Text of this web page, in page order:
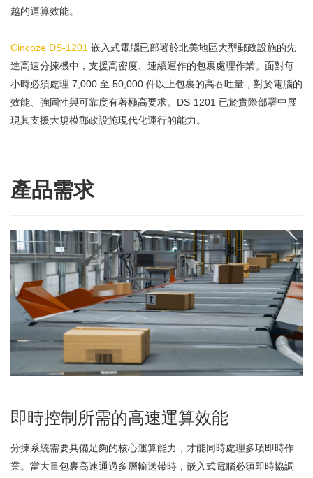
越的運算效能。
Cincoze DS-1201 嵌入式電腦已部署於北美地區大型郵政設施的先
進高速分揀機中，支援高密度、連續運作的包裹處理作業。面對每
小時必須處理 7,000 至 50,000 件以上包裹的高吞吐量，對於電腦的
效能、強固性與可靠度有著極高要求。DS-1201 已於實際部署中展
現其支援大規模郵政設施現代化運行的能力。
產品需求
即時控制所需的高速運算效能
分揀系統需要具備足夠的核心運算能力，才能同時處理多項即時作
業。當大量包裹高速通過多層輸送帶時，嵌入式電腦必須即時協調